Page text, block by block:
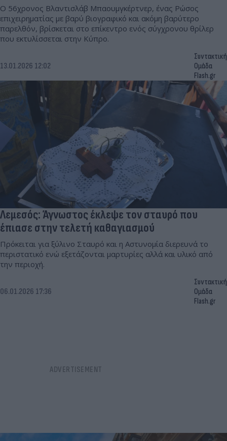
Ο 56χρονος Βλαντισλάβ Μπαουμγκέρτνερ, ένας Ρώσος
επιχειρηματίας με βαρύ βιογραφικό και ακόμη βαρύτερο
παρελθόν, βρίσκεται στο επίκεντρο ενός σύγχρονου θρίλερ
που εκτυλίσσεται στην Κύπρο.
13.01.2026 12:02
Συντακτική
Ομάδα
Flash.gr
Λεμεσός: Άγνωστος έκλεψε τον σταυρό που
έπιασε στην τελετή καθαγιασμού
Πρόκειται για ξύλινο Σταυρό και η Αστυνομία διερευνά το
περιστατικό ενώ εξετάζονται μαρτυρίες αλλά και υλικό από
την περιοχή.
06.01.2026 17:36
Συντακτική
Ομάδα
Flash.gr